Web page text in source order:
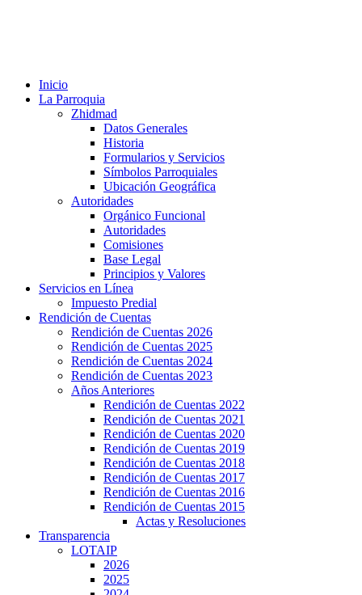
Inicio
La Parroquia
Zhidmad
Datos Generales
Historia
Formularios y Servicios
Símbolos Parroquiales
Ubicación Geográfica
Autoridades
Orgánico Funcional
Autoridades
Comisiones
Base Legal
Principios y Valores
Servicios en Línea
Impuesto Predial
Rendición de Cuentas
Rendición de Cuentas 2026
Rendición de Cuentas 2025
Rendición de Cuentas 2024
Rendición de Cuentas 2023
Años Anteriores
Rendición de Cuentas 2022
Rendición de Cuentas 2021
Rendición de Cuentas 2020
Rendición de Cuentas 2019
Rendición de Cuentas 2018
Rendición de Cuentas 2017
Rendición de Cuentas 2016
Rendición de Cuentas 2015
Actas y Resoluciones
Transparencia
LOTAIP
2026
2025